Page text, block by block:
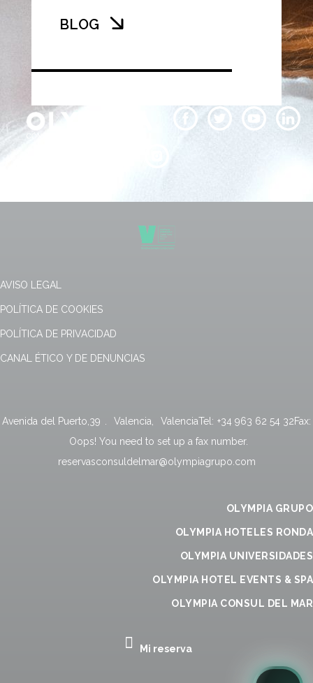
BLOG
AVISO LEGAL
POLÍTICA DE COOKIES
POLÍTICA DE PRIVACIDAD
CANAL ÉTICO Y DE DENUNCIAS
Avenida del Puerto,39 Valencia ValenciaTel: +34 963 62 54 32Fax:
Oops! You need to set up a fax number.
reservasconsuldelmar@olympiagrupo.com
OLYMPIA GRUPO
OLYMPIA HOTELES RONDA
OLYMPIA UNIVERSIDADES
OLYMPIA HOTEL EVENTS & SPA
OLYMPIA CONSUL DEL MAR
Mi reserva